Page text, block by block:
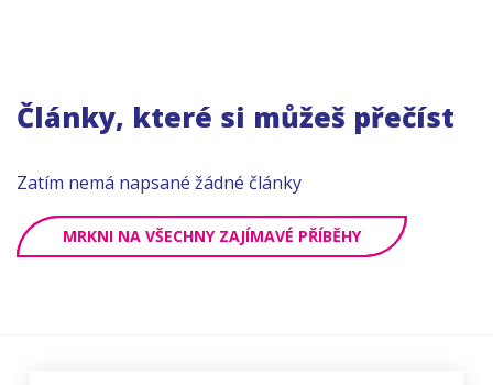
Články, které si můžeš přečíst
Zatím nemá napsané žádné články
MRKNI NA VŠECHNY ZAJÍMAVÉ PŘÍBĚHY